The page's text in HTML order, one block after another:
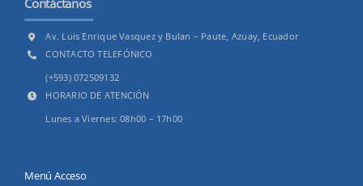
Contáctanos
Av. Luis Enrique Vasquez y Bulan – Paute, Azuay, Ecuador
CONTACTO TELEFÓNICO
(+593) 072509132
HORARIO DE ATENCIÓN
Lunes a Viernes: 08h00 – 17h00
Menú Acceso